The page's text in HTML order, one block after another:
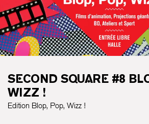
SECOND SQUARE #8
WIZZ !
Edition Blop, Pop, Wizz !